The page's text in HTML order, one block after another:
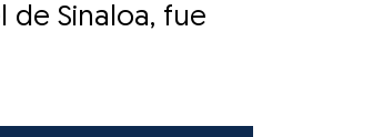
de Sinaloa, fue